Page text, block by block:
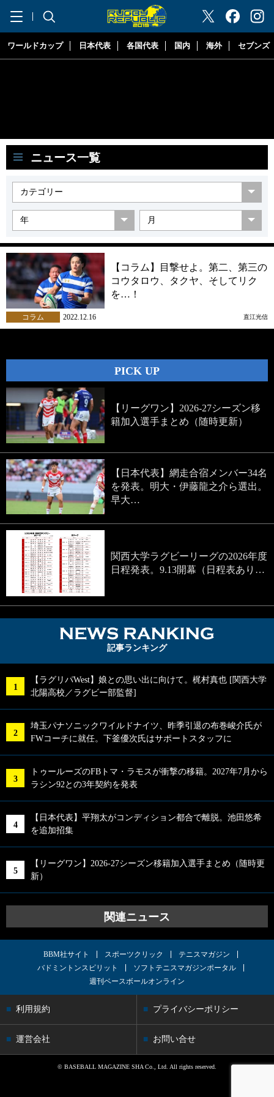
"ラグビーリパブリック"
ワールドカップ 日本代表 各国代表 国内 海外 セブンズ
ニュース一覧
【コラム】目撃せよ。第二、第三の
コウタロウ、タクヤ、そしてリク
を…！
コラム 2022.12.16 直江光信
PICK UP
【リーグワン】2026-27シーズン移
籍加入選手まとめ（随時更新）
【日本代表】網走合宿メンバー34名
を発表。明大・伊藤龍之介ら選出。
早大…
関西大学ラグビーリーグの2026年度
日程発表。9.13開幕（日程表あり…
記事ランキング
【ラグリパWest】娘との思い出に向けて。梶村真也 [関西大学
北陽高校／ラグビー部監督]
埼玉パナソニックワイルドナイツ、昨季引退の布巻峻介氏が
FWコーチに就任。下釜優次氏はサポートスタッフに
トゥールーズのFBトマ・ラモスが衝撃の移籍。2027年7月から
ラシン92との3年契約を発表
【日本代表】平翔太がコンディション都合で離脱。池田悠希
を追加招集
【リーグワン】2026-27シーズン移籍加入選手まとめ（随時更
新）
関連ニュース
BBM社サイト スポーツクリック
テニスマガジン
バドミントンスピリット
ソフトテニスマガジンポータル
週刊ベースボールオンライン
利用規約 プライバシーポリシー
運営会社 お問い合せ
© BASEBALL MAGAZINE SHA Co., Ltd. All rights reserved.